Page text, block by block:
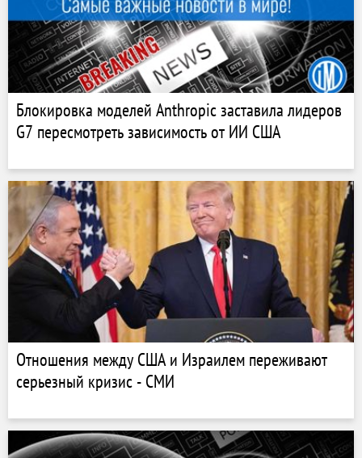
Блокировка моделей Anthropic заставила лидеров
G7 пересмотреть зависимость от ИИ США
Отношения между США и Израилем переживают
серьезный кризис - СМИ